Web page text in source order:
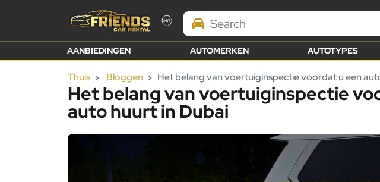
Search Brands
AANBIEDINGEN AUTOMERKEN AUTOTYPES
Thuis Bloggen Het belang van voertuiginspectie voordat u een
Het belang van voertuiginspectie
auto huurt in Dubai